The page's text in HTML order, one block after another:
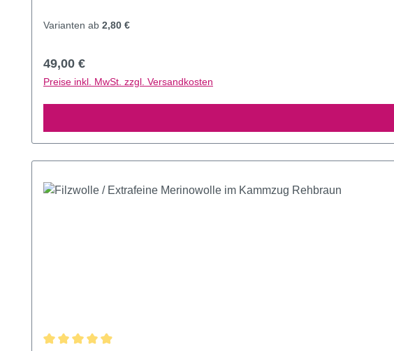
Varianten ab 2,80 €
Regulärer Preis:
49,00 €
Preise inkl. MwSt. zzgl. Versandkosten